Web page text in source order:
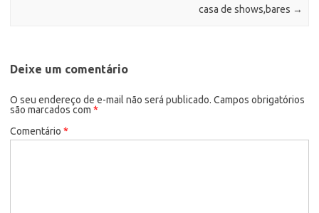
casa de shows,bares →
Deixe um comentário
O seu endereço de e-mail não será publicado. Campos obrigatórios
são marcados com *
Comentário *